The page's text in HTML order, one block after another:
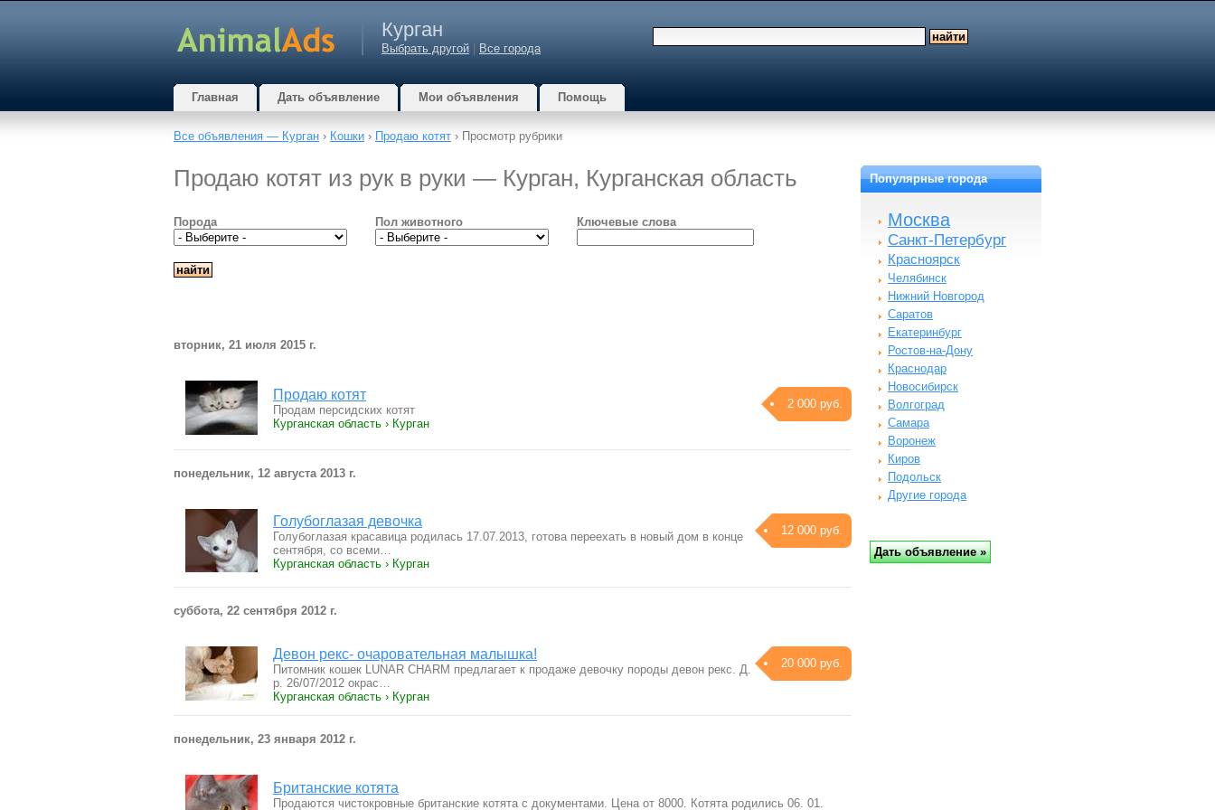
Курган
Выбрать другой Все города
Главная Дать объявление Мои объявления Помощь
Все объявления — Курган › Кошки › Продаю котят › Просмотр рубрики
Продаю котят из рук в руки — Курган, Курганская область
Порода Пол животного Ключевые слова
вторник, 21 июля 2015 г.
Продаю котят
2 000 руб.
Продам персидских котят
Курганская область › Курган
понедельник, 12 августа 2013 г.
Голубоглазая девочка
12 000 руб.
Голубоглазая красавица родилась 17.07.2013, готова переехать в новый дом в конце
сентября, со всеми…
Курганская область › Курган
суббота, 22 сентября 2012 г.
Девон рекс- очаровательная малышка!
20 000 руб.
Питомник кошек LUNAR CHARM предлагает к продаже девочку породы девон рекс. Д.
р. 26/07/2012 окрас…
Курганская область › Курган
понедельник, 23 января 2012 г.
Британские котята
Продаются чистокровные британские котята с документами. Цена от 8000. Котята родились 06. 01.
Популярные города
Москва
Санкт-Петербург
Красноярск
Челябинск
Нижний Новгород
Саратов
Екатеринбург
Ростов-на-Дону
Краснодар
Новосибирск
Волгоград
Самара
Воронеж
Киров
Подольск
Другие города